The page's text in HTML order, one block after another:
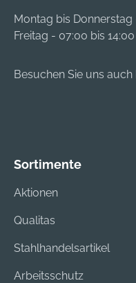
GmbH & Co. KG, Im
Seelenkamp 12,
DE, +4952326060,
Montag bis
Freitag - 07:00 bis
Besuchen Sie uns auch
Sortimente
Aktionen
Qualitas
Stahlhandelsartikel
Arbeitsschutz